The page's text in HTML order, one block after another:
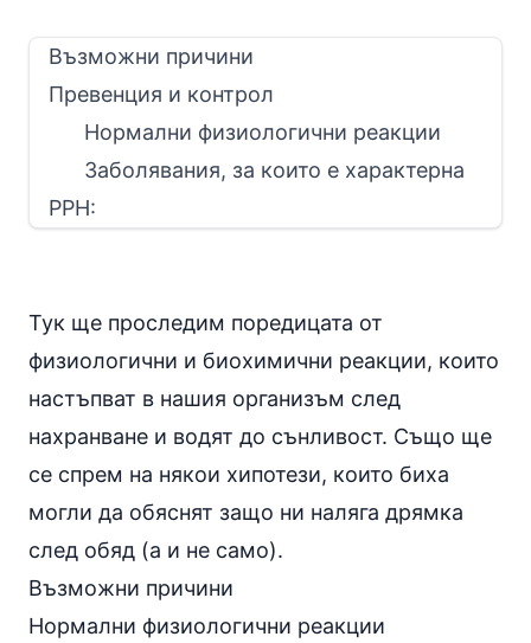
Възможни причини
Превенция и контрол
Нормални физиологични реакции
Заболявания, за които е характерна
PPH:
Тук ще проследим поредицата от
физиологични и биохимични реакции, които
настъпват в нашия организъм след
нахранване и водят до сънливост. Също ще
се спрем на някои хипотези, които биха
могли да обяснят защо ни наляга дрямка
след обяд (а и не само).
Възможни причини
Нормални физиологични реакции